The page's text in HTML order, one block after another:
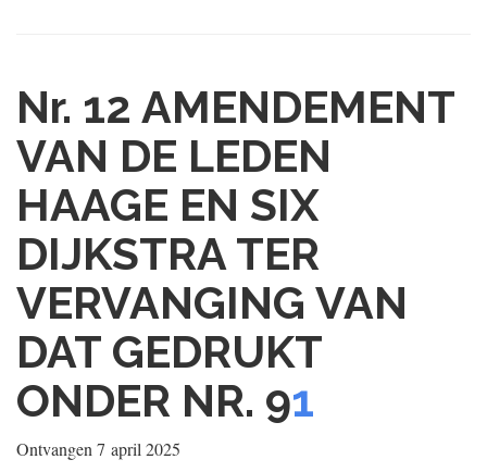
Nr. 12 AMENDEMENT
VAN DE LEDEN
HAAGE EN SIX
DIJKSTRA TER
VERVANGING VAN
DAT GEDRUKT
ONDER NR. 91
Ontvangen 7 april 2025